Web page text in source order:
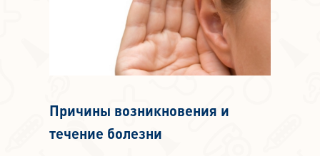
Причины возникновения и
течение болезни